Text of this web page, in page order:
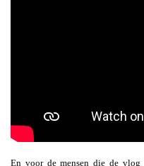
En voor de mensen die de